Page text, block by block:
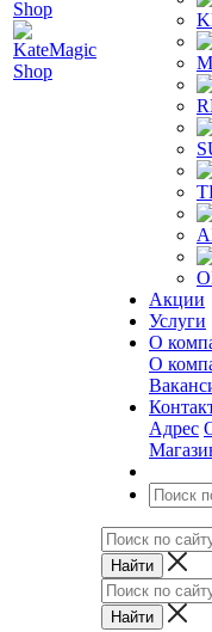
Акции
Услуги
О
О
Адрес